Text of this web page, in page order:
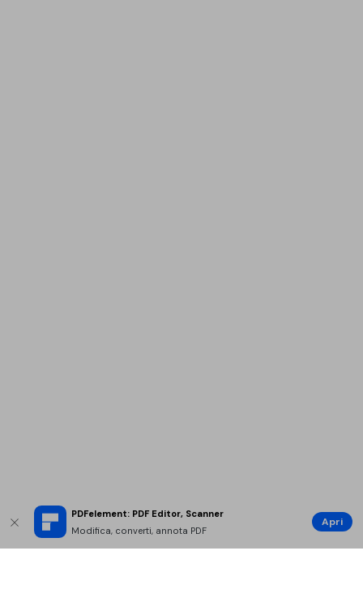
PDFelement: PDF Editor, Scanner
Modifica, converti, annota PDF
Apri